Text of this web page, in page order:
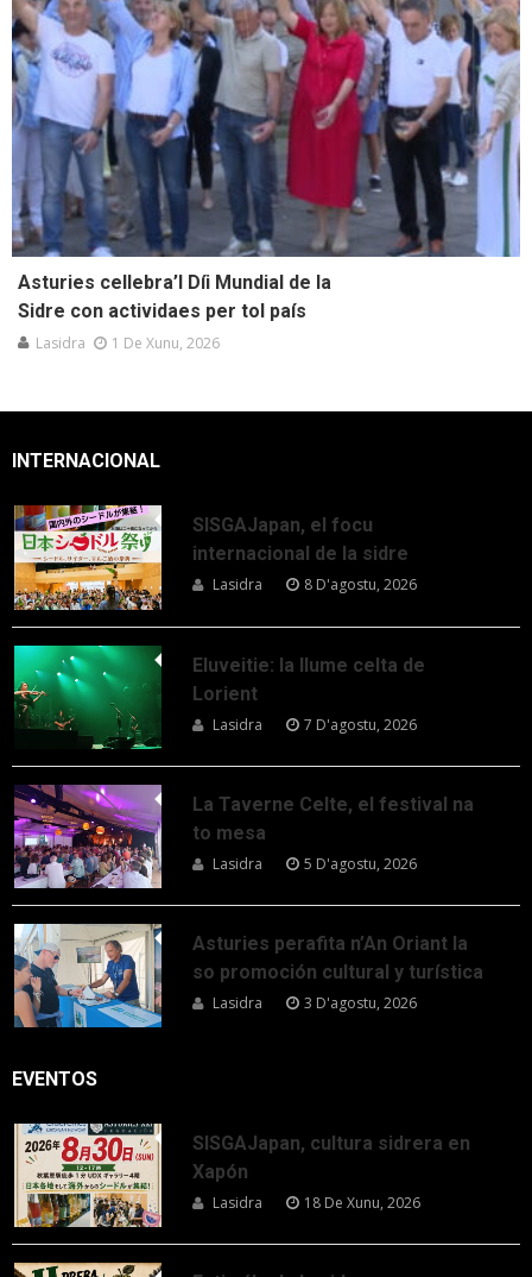
Asturies cellebra’l Díi Mundial de la
Sidre con actividaes per tol país
Lasidra 1 De Xunu, 2026
INTERNACIONAL
SISGAJapan, el focu
internacional de la sidre
Lasidra 8 D'agostu, 2026
Eluveitie: la llume celta de
Lorient
Lasidra 7 D'agostu, 2026
La Taverne Celte, el festival na
to mesa
Lasidra 5 D'agostu, 2026
Asturies perafita n’An Oriant la
so promoción cultural y turística
Lasidra 3 D'agostu, 2026
EVENTOS
SISGAJapan, cultura sidrera en
Xapón
Lasidra 18 De Xunu, 2026